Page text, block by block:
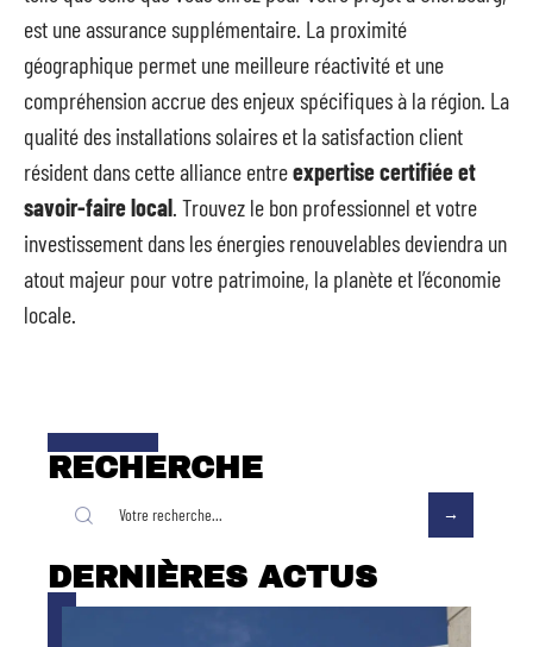
est une assurance supplémentaire. La proximité
géographique permet une meilleure réactivité et une
compréhension accrue des enjeux spécifiques à la région. La
qualité des installations solaires et la satisfaction client
résident dans cette alliance entreexpertise certifiée et
savoir-faire local. Trouvez le bon professionnel et votre
investissement dans les énergies renouvelables deviendra un
atout majeur pour votre patrimoine, la planète et l’économie
locale.
RECHERCHE
DERNIÈRES ACTUS